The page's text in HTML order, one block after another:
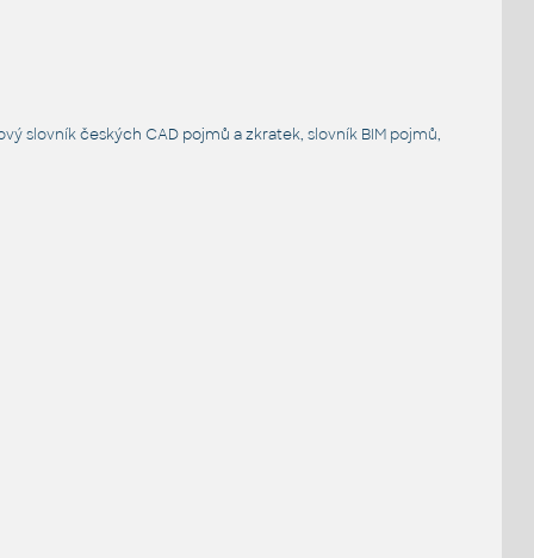
slovníkčeských CAD pojmů a zkratek, slovník BIM pojmů,